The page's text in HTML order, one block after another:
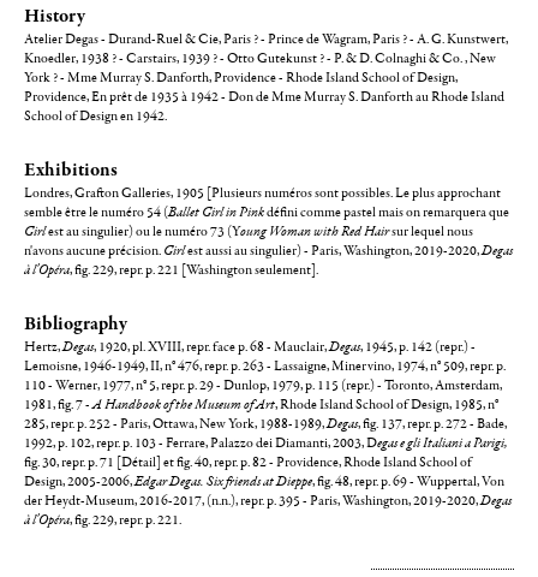
History
Atelier Degas - Durand-Ruel & Cie, Paris ? - Prince de Wagram, Paris ? - A. G. Kunstwert,
Knoedler, 1938 ? - Carstairs, 1939 ? - Otto Gutekunst ? - P. & D. Colnaghi & Co. , New
York ? - Mme Murray S. Danforth, Providence - Rhode Island School of Design,
Providence, En prêt de 1935 à 1942 - Don de Mme Murray S. Danforth au Rhode Island
School of Design en 1942.
Exhibitions
Londres, Grafton Galleries, 1905 [Plusieurs numéros sont possibles. Le plus approchant
semble être le numéro 54 (Ballet Girl in Pinkdéfini comme pastel mais on remarquera que
Girlest au singulier) ou le numéro 73 (Young Woman with Red Hairsur lequel nous
n'avons aucune précision. Girlest aussi au singulier) - Paris, Washington, 2019-2020,Degas
à l'Opéra, fig. 229, repr. p. 221 [Washington seulement].
Bibliography
Hertz,Degas, 1920, pl. XVIII, repr. face p. 68 - Mauclair,Degas, 1945, p. 142 (repr.) -
Lemoisne, 1946-1949, II, n° 476, repr. p. 263 - Lassaigne, Minervino, 1974, n° 509, repr. p.
110 - Werner, 1977, n° 5, repr. p. 29 - Dunlop, 1979, p. 115 (repr.) - Toronto, Amsterdam,
1981, fig. 7 -A Handbook of the Museum of Art, Rhode Island School of Design, 1985, n°
285, repr. p. 252 - Paris, Ottawa, New York, 1988-1989,Degas, fig. 137, repr. p. 272 - Bade,
1992, p. 102, repr. p. 103 - Ferrare, Palazzo dei Diamanti, 2003, Degas e gli Italiani a Parigi,
fig. 30, repr. p. 71 [Détail] et fig. 40, repr. p. 82 - Providence, Rhode Island School of
Design, 2005-2006,Edgar Degas. Six friends at Dieppe, fig. 48, repr. p. 69 - Wuppertal, Von
der Heydt-Museum, 2016-2017, (n.n.), repr. p. 395 - Paris, Washington, 2019-2020,Degas
à l'Opéra, fig. 229, repr. p. 221.